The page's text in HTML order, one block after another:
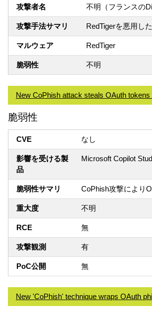
攻撃者名 不明（フランスの
攻撃手法サマリ RedTigerを悪用し
マルウェア RedTiger
脆弱性 不明
New CoPhish attack steals OAuth
脆弱性
CVE なし
影響を受ける製
品
Microsoft Copilot
脆弱性サマリ CoPhish攻撃により
重大度 不明
RCE 無
攻撃観測 有
PoC公開 無
New 'CoPhish' technique wraps OAuth